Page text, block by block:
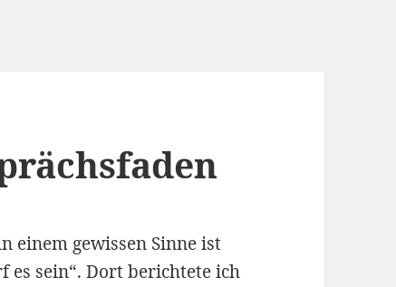
einem gewissen Sinne ist
es sein“. Dort berichtete ich